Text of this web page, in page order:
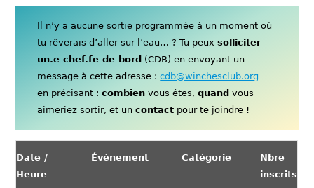
Il n’y a aucune sortie programmée à un moment où
tu rêverais d’aller sur l’eau… ? Tu peuxsolliciter
un.e chef.fe de bord (CDB) en envoyant un
message à cette adresse :cdb@winchesclub.org
en précisant :combien vous êtes,quand vous
aimeriez sortir, et uncontact pour te joindre !
Date /
Heure
Évènement Catégorie
Nbre
inscrits